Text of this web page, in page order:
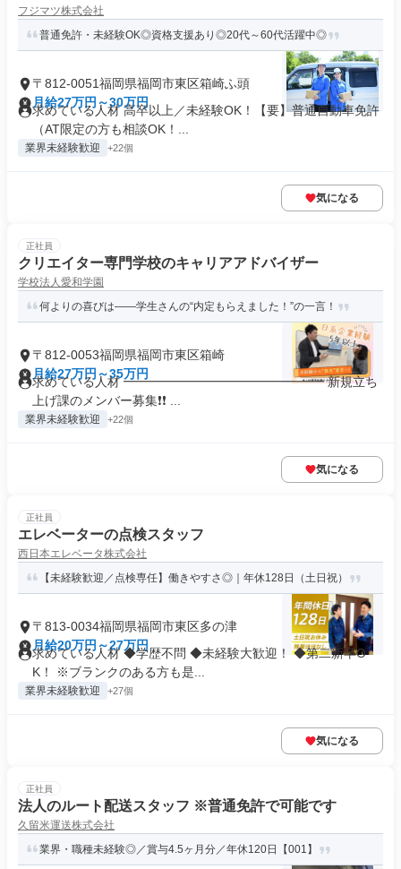
フジマツ株式会社
普通免許・未経験OK◎資格支援あり◎20代～60代活躍中◎
〒812-0051福岡県福岡市東区箱崎ふ頭
月給27万円～30万円
求めている人材 高卒以上／未経験OK！【要】普通自動車免許
（AT限定の方も相談OK！...
業界未経験歓迎 +22個
気になる
正社員
クリエイター専門学校のキャリアアドバイザー
学校法人愛和学園
何よりの喜びは――学生さんの“内定もらえました！”の一言！
〒812-0053福岡県福岡市東区箱崎
月給27万円～35万円
求めている人材 ━━━━━━━━━━━━━━━━ 新規立ち
上げ課のメンバー募集❗❗ ...
業界未経験歓迎 +22個
気になる
正社員
エレベーターの点検スタッフ
西日本エレベータ株式会社
【未経験歓迎／点検専任】働きやすさ◎｜年休128日（土日祝）
〒813-0034福岡県福岡市東区多の津
月給20万円～27万円
求めている人材 ◆学歴不問 ◆未経験大歓迎！ ◆第二新卒O
K！ ※ブランクのある方も是...
業界未経験歓迎 +27個
気になる
正社員
法人のルート配送スタッフ ※普通免許で可能です
久留米運送株式会社
業界・職種未経験◎／賞与4.5ヶ⽉分／年休120⽇【001】